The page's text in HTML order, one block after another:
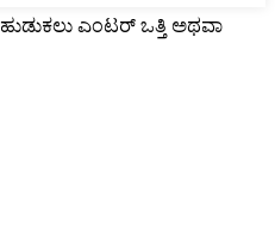
ಹುಡುಕಲು ಎಂಟರ್ ಒತ್ತಿ ಅಥವಾ